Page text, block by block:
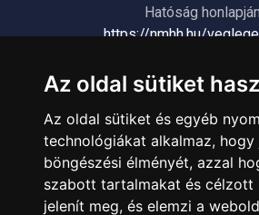
Az oldal sütiket
Az oldal sütiket és egyéb
technológiákat alkalmaz, hogy
böngészési élményét, azzal
szabott tartalmakat és célzott
jelenít meg, és elemzi a
Hatóság
https://nmhh.hu/
ÜGYFÉLSZOLGÁLAT
Elérhetőségek
Garanciális Ügyintézés
Webszolgáltatás
Üzleteinkben az elektronikus fizetés mód